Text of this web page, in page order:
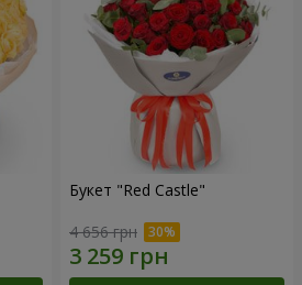
Букет "Red Castle"
4 656 грн